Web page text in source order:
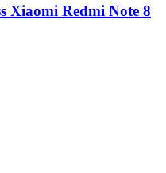
Xiaomi Redmi Note 8